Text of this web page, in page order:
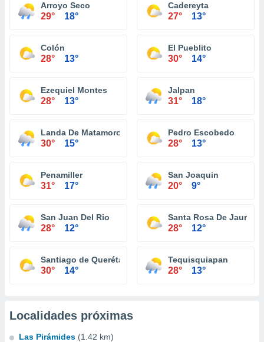
Arroyo Seco
29° 18°
Cadereyta
27° 13°
Colón
28° 13°
El Pueblito
30° 14°
Ezequiel Montes
28° 13°
Jalpan
31° 18°
Landa De Matamoros
30° 15°
Pedro Escobedo
28° 13°
Penamiller
31° 17°
San Joaquin
20° 9°
San Juan Del Rio
28° 12°
Santa Rosa De Jauregui
28° 12°
Santiago de Querétaro
30° 14°
Tequisquiapan
28° 13°
Localidades próximas
Las Pirámides (1.42 km)